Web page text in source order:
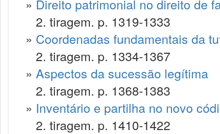
» Direito patrimonial no direito de
2. tiragem. p. 1319-1333
» Coordenadas fundamentais da
2. tiragem. p. 1334-1367
» Aspectos da sucessão legítima
2. tiragem. p. 1368-1383
» Inventário e partilha no novo
2. tiragem. p. 1410-1422